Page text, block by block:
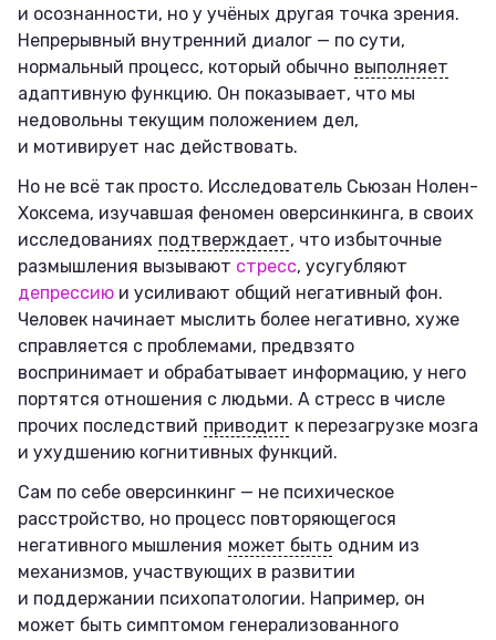
и осознанности, но у учёных другая точка зрения.
Непрерывный внутренний диалог — по сути,
нормальный процесс, который обычно выполняет
адаптивную функцию. Он показывает, что мы
недовольны текущим положением дел,
и мотивирует нас действовать.
Но не всё так просто. Исследователь Сьюзан Нолен-
Хоксема, изучавшая феномен оверсинкинга, в своих
исследованиях подтверждает, что избыточные
размышления вызывают стресс, усугубляют
депрессию и усиливают общий негативный фон.
Человек начинает мыслить более негативно, хуже
справляется с проблемами, предвзято
воспринимает и обрабатывает информацию, у него
портятся отношения с людьми. А стресс в числе
прочих последствий приводит к перезагрузке мозга
и ухудшению когнитивных функций.
Сам по себе оверсинкинг — не психическое
расстройство, но процесс повторяющегося
негативного мышления может быть одним из
механизмов, участвующих в развитии
и поддержании психопатологии. Например, он
может быть симптомом генерализованного